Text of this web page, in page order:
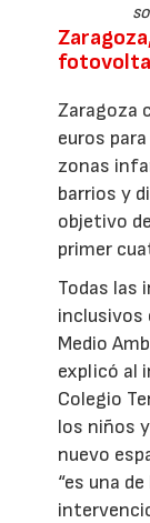
Zaragoza
euros
zonas
barrios y
objetivo
primer
Todas las
inclusivos
Medio
explicó al
Colegio
los niños
nuevo
“es una